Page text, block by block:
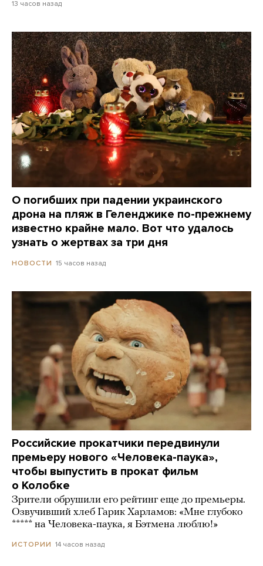
13 часов назад
О погибших при падении украинского
дрона на пляж в Геленджике по-прежнему
известно крайне мало. Вот что удалось
узнать о жертвах за три дня
НОВОСТИ 15 часов назад
Российские прокатчики передвинули
премьеру нового «Человека-паука»,
чтобы выпустить в прокат фильм
о Колобке
Зрители обрушили его рейтинг еще до премьеры.
Озвучивший хлеб Гарик Харламов: «Мне глубоко
***** на Человека-паука, я Бэтмена люблю!»
ИСТОРИИ 14 часов назад